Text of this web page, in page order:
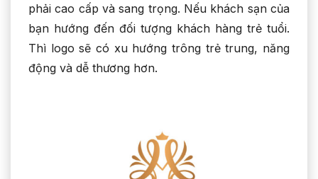
phải cao cấp và sang trọng. Nếu khách sạn của
bạn hướng đến đối tượng khách hàng trẻ tuổi.
Thì logo sẽ có xu hướng trông trẻ trung, năng
động và dễ thương hơn.